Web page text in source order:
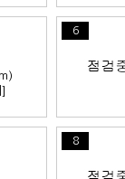
]
6
8